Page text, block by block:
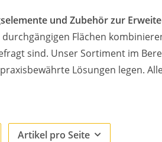
und Zubehör zur
Flächen
sind. Unser Sortiment im
Lösungen legen.
Artikel pro Seite